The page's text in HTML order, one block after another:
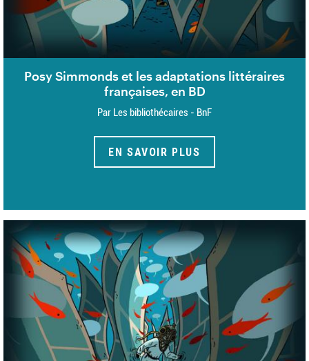
Posy Simmonds et les adaptations littéraires
françaises, en BD
Par Les bibliothécaires - BnF
EN SAVOIR PLUS